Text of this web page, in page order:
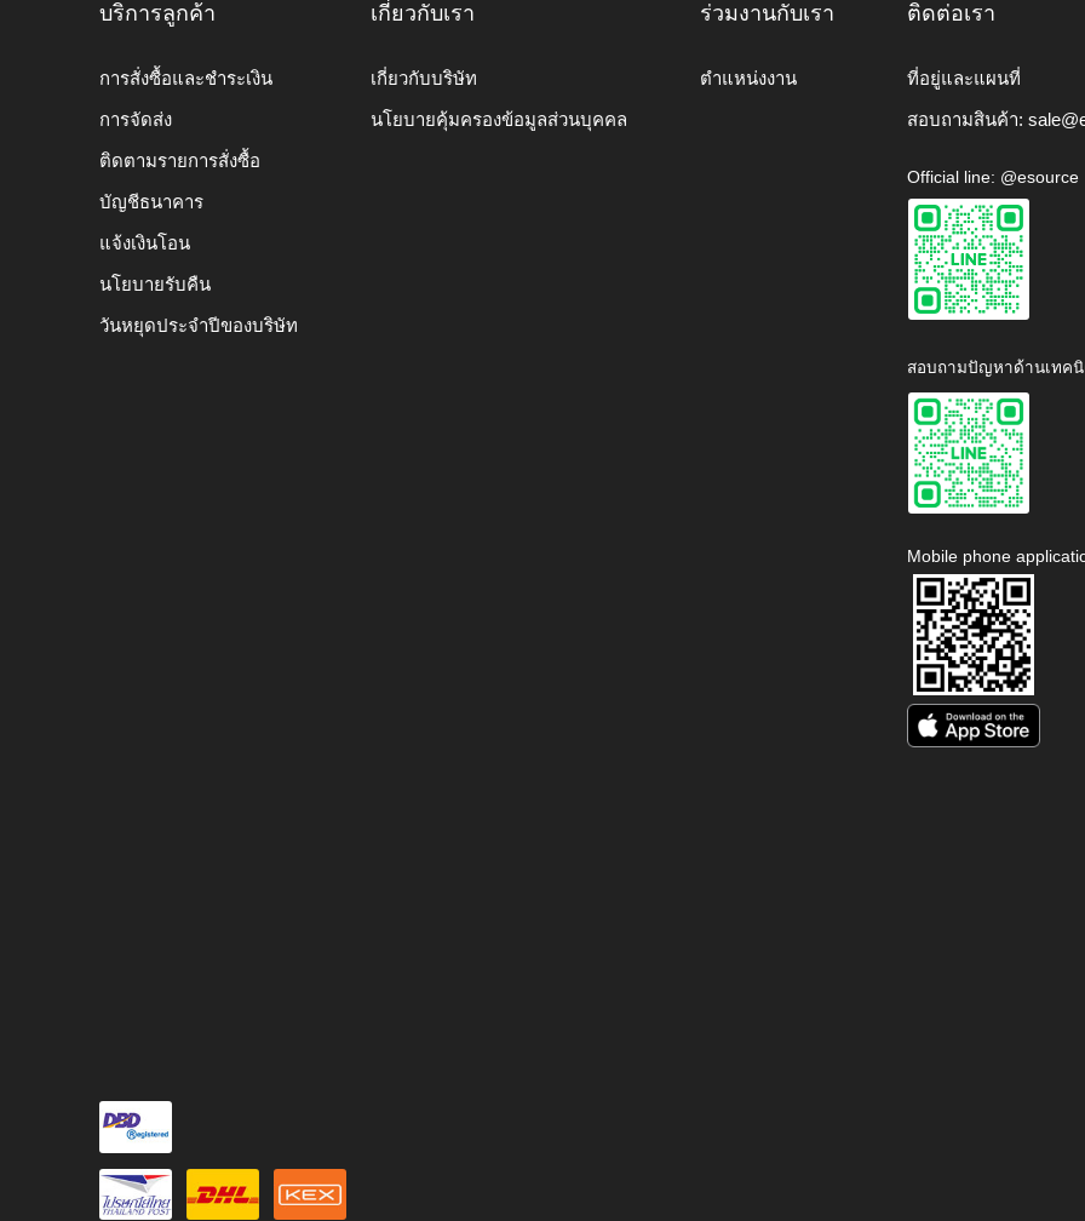
บริการลูกค้า
การสั่งซื้อและชำระเงิน
การจัดส่ง
ติดตามรายการสั่งซื้อ
บัญชีธนาคาร
แจ้งเงินโอน
นโยบายรับคืน
วันหยุดประจำปีของบริษัท
เกี่ยวกับเรา
เกี่ยวกับบริษัท
นโยบายคุ้มครองข้อมูลส่วนบุคคล
ร่วมงานกับเรา
ตำแหน่งงาน
ติดต่อเรา
ที่อยู่และแผนที่
สอบถามสินค้า:
Official line: @esource
สอบถามปัญหาด้านเทคนิ
Mobile phone